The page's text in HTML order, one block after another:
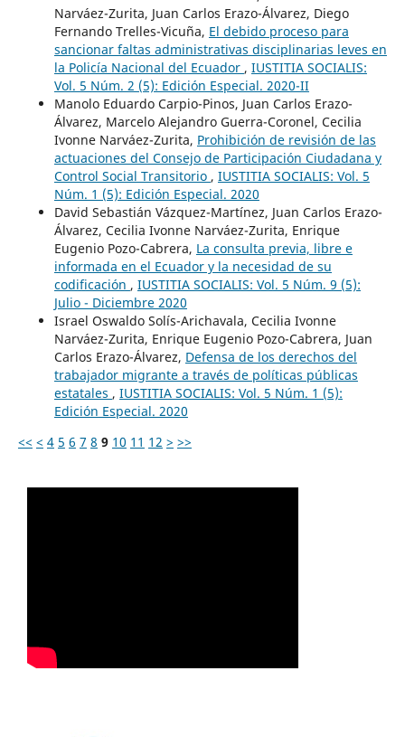
Narváez-Zurita, Juan Carlos Erazo-Álvarez, Diego
Fernando Trelles-Vicuña, El debido proceso para
sancionar faltas administrativas disciplinarias leves en
la Policía Nacional del Ecuador , IUSTITIA SOCIALIS:
Vol. 5 Núm. 2 (5): Edición Especial. 2020-II
Manolo Eduardo Carpio-Pinos, Juan Carlos Erazo-
Álvarez, Marcelo Alejandro Guerra-Coronel, Cecilia
Ivonne Narváez-Zurita, Prohibición de revisión de las
actuaciones del Consejo de Participación Ciudadana y
Control Social Transitorio , IUSTITIA SOCIALIS: Vol. 5
Núm. 1 (5): Edición Especial. 2020
David Sebastián Vázquez-Martínez, Juan Carlos Erazo-
Álvarez, Cecilia Ivonne Narváez-Zurita, Enrique
Eugenio Pozo-Cabrera, La consulta previa, libre e
informada en el Ecuador y la necesidad de su
codificación , IUSTITIA SOCIALIS: Vol. 5 Núm. 9 (5):
Julio - Diciembre 2020
Israel Oswaldo Solís-Arichavala, Cecilia Ivonne
Narváez-Zurita, Enrique Eugenio Pozo-Cabrera, Juan
Carlos Erazo-Álvarez, Defensa de los derechos del
trabajador migrante a través de políticas públicas
estatales , IUSTITIA SOCIALIS: Vol. 5 Núm. 1 (5):
Edición Especial. 2020
<< < 4 5 6 7 8 9 10 11 12 > >>